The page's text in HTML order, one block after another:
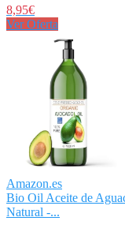
8,95€
Ver Oferta
Amazon.es
Bio Oil Aceite de
Natural -...